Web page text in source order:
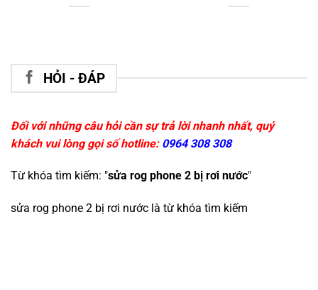
HỎI - ĐÁP
Đối với những câu hỏi cần sự trả lời nhanh nhất, quý
khách vui lòng gọi số hotline: 0964 308 308
Từ khóa tìm kiếm: "sửa rog phone 2 bị rơi nước"
sửa rog phone 2 bị rơi nước là từ khóa tìm kiếm